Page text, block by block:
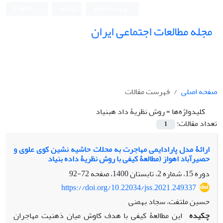
مجله مطالعات اجتماعی ایران
صفحه اصلی
فهرست مقالات
کلیدواژه‌ها =روش نظریۀ داد هبنیاد
تعداد مقالات:
1
ارائۀ مدل پارادایمی مهاجرت به محلات حاشیه نشین کوی علوی و
حصیرآباد اهواز (مطالعۀ کیفی با روش نظریۀ داده بنیاد
دوره 15، شماره 2، تابستان 1400، صفحه
72-92
https://doi.org/10.22034/jss.2021.249337
حسین ملتفت، سجاد بهمنی
چکیده این مطالعۀ کیفی با هدف کاوش میان ذهنیت مهاجران